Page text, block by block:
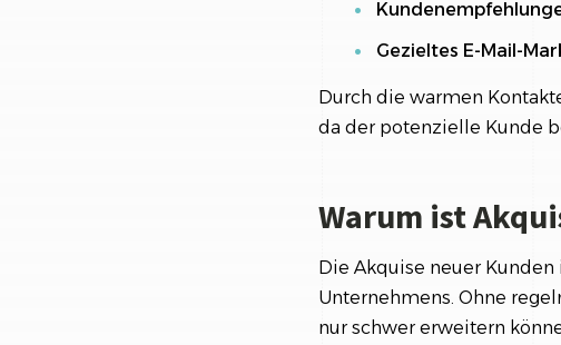
Gezieltes E-Mail-
Durch die warmen
da der potenzielle Kunde
Warum ist
Die Akquise neuer
Unternehmens. Ohne
nur schwer erweitern